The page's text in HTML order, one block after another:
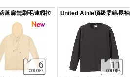
落肩無刷毛連帽拉
United Athle頂級柔綿長袖